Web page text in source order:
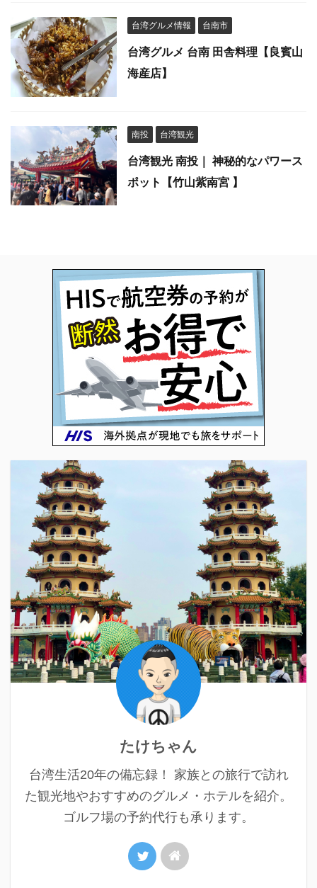
台湾グルメ情報 台南市
台湾グルメ 台南 田舎料理【良賓山
海産店】
南投 台湾観光
台湾観光 南投｜ 神秘的なパワース
ポット【竹山紫南宮 】
たけちゃん
台湾生活20年の備忘録！ 家族との旅行で訪れ
た観光地やおすすめのグルメ・ホテルを紹介。
ゴルフ場の予約代行も承ります。